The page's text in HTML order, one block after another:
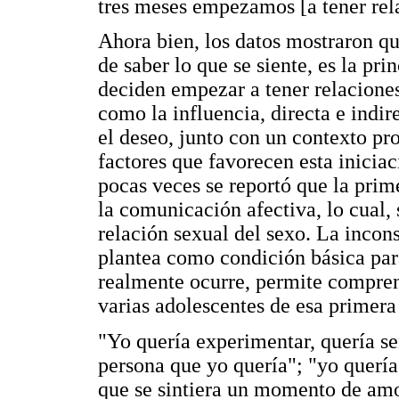
tres meses empezamos [a tener
Ahora bien, los datos mostraron
de saber lo que se siente, es la
deciden empezar a tener
como la influencia, directa e
el deseo, junto con un contexto
factores que favorecen esta
pocas veces se reportó que la
la comunicación afectiva, lo cual,
relación sexual del sexo. La
plantea como condición básica
realmente ocurre, permite
varias adolescentes de esa
"Yo quería experimentar, quería
persona que yo quería"; "yo
que se sintiera un momento de